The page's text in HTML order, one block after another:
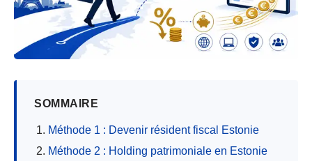
SOMMAIRE
Méthode 1 : Devenir résident fiscal Estonie
Méthode 2 : Holding patrimoniale en Estonie